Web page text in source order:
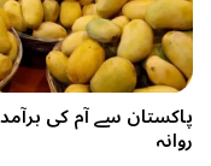
پاکستان سے آم کی
روانہ